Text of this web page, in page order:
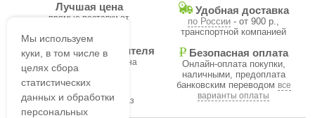
Лучшая цена
прямые поставки от
Удобная доставка
по России - от 900 р.,
транспортной компанией
Безопасная оплата
Онлайн-оплата покупки,
наличными, предоплата
банковским переводом все
варианты оплаты
Гарантия производителя
на все товары магазина
В течение часа
подтвердим ваш заказ
Мы используем
куки, в том числе в
целях сбора
статистических
данных и обработки
персональных